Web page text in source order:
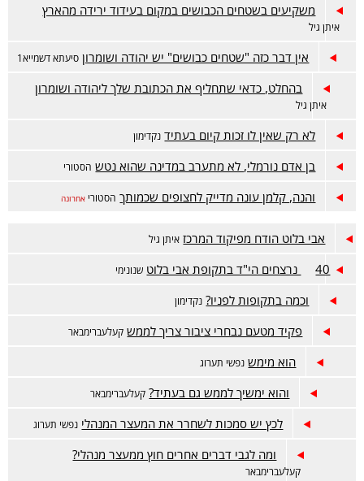
משקיעים בשטחים הכבושים במקום בעידוד ירידה מהארץ
איתן גיל
אין דבר כזה "שטחים כבושים" יש יהודה ושומרון סיעתא דשמייא1
בהחלט, כדאי שתחליף את הכתובת שלך ליהודה ושומרון
איתן גיל
לא רק שאין לו זכות קיום בעתיד נקדימון
בן אדם נורמלי, לא מתערב במדינה שהוא נטש הסטורי
והנה, קלמן עונה מדייק לחצופים שכמותך הסטורי אחרונה
אבי בלוט הודח מפיקוד המרכז איתן גיל
40 נרצחים הי"ד בתקופת אבי בלוט שנונימי
וכמה בתקופות לפניו? נקדימון
פקיד מטעם נבחרי ציבור צריך לממש קעלעברימבאר
הוא מימש נפשי תערוג
והוא ימשיך לממש גם בעתיד? קעלעברימבאר
לכץ יש סמכות לשחרר את המעצר המנהלי נפשי תערוג
ומה לגבי דברים אחרים חוץ ממעצר מנהלי?
קעלעברימבאר